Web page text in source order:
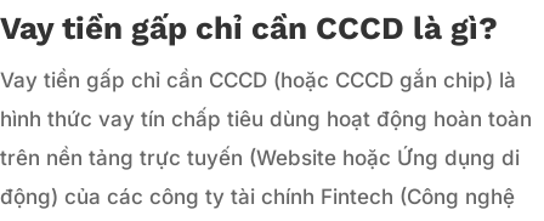
Vay tiền gấp chỉ cần CCCD là gì?
Vay tiền gấp chỉ cần CCCD (hoặc CCCD gắn chip) là
hình thức vay tín chấp tiêu dùng hoạt động hoàn toàn
trên nền tảng trực tuyến (Website hoặc Ứng dụng di
động) của các công ty tài chính Fintech (Công nghệ